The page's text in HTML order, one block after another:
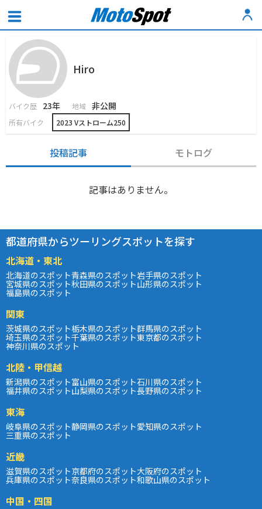
Hiro
バイク歴 23年 地域 非公開
所有バイク 2023 Vストローム250
投稿記事 モトログ
記事はありません。
都道府県からツーリングスポットを探す
北海道・東北
北海道のスポット青森県のスポット岩手県のスポット
宮城県のスポット秋田県のスポット山形県のスポット
福島県のスポット
関東
茨城県のスポット栃木県のスポット群馬県のスポット
埼玉県のスポット千葉県のスポット東京都のスポット
神奈川県のスポット
北陸・甲信越
新潟県のスポット富山県のスポット石川県のスポット
福井県のスポット山梨県のスポット長野県のスポット
東海
岐阜県のスポット静岡県のスポット愛知県のスポット
三重県のスポット
近畿
滋賀県のスポット京都府のスポット大阪府のスポット
兵庫県のスポット奈良県のスポット和歌山県のスポット
中国・四国